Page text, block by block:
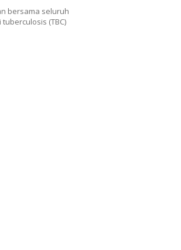
bersama seluruh
(TBC)